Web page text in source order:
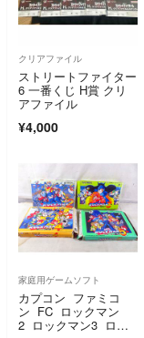
クリアファイル
ストリートファイター
6 一番くじ H賞 クリ
アファイル
¥4,000
家庭用ゲームソフト
カプコン ファミコ
ン FC ロックマン
2 ロックマン3 ロッ